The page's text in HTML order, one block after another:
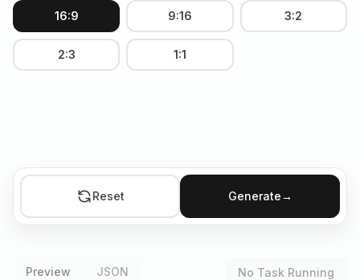
16:9 9:16 3:2
2:3 1:1
Reset Generate→
Preview JSON No Task Running